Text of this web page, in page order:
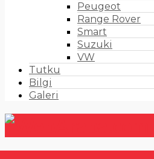
Peugeot
Range Rover
Smart
Suzuki
VW
Tutku
Bilgi
Galeri